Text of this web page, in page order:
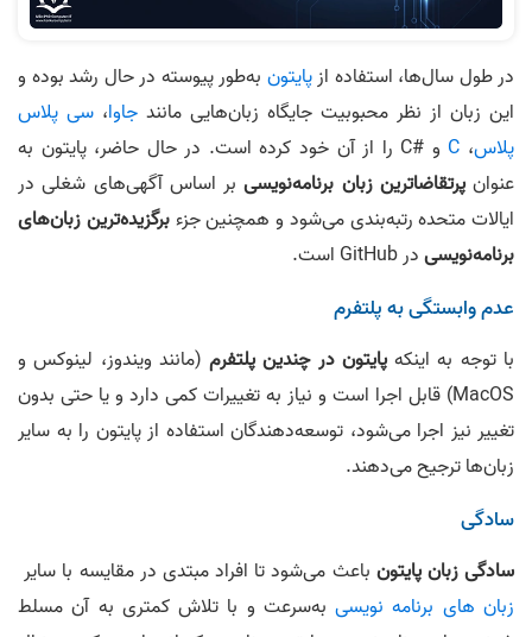
در طول سال‌ها، استفاده ازپایتون به‌طور پیوسته در حال رشد بوده و
این زبان از نظر محبوبیت جایگاه زبان‌هایی مانند جاوا، سی پلاس
پلاس، C و C# را از آن خود کرده است. در حال حاضر، پایتون به
عنوانپرتقاضاترین زبان برنامه‌نویسیبر اساس آگهی‌های شغلی در
ایالات متحده رتبه‌بندی می‌شود و همچنین جزءبرگزیده‌ترین زبان‌های
برنامه‌نویسیدر GitHub است.
عدم وابستگی به پلتفرم
با توجه به اینکهپایتون در چندین پلتفرم(مانند ویندوز، لینوکس و
MacOS) قابل اجرا است و نیاز به تغییرات کمی دارد و یا حتی بدون
تغییر نیز اجرا می‌شود، توسعه‌دهندگان استفاده از پایتون را به سایر
زبان‌ها ترجیح می‌دهند.
سادگی
سادگی زبان پایتون باعث می‌شود تا افراد مبتدی در مقایسه با سایر
زبان های برنامه نویسیبه‌سرعت و با تلاش کمتری به آن مسلط